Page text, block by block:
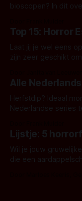
bioscopen? In dit
Top 15: Horror
Laat jij je wel eens
zijn zeer geschikt
Alle
Herfstdip? Ideaal
Nederlandse series te bingen! Bij
Amsterdamned of
is niet beperkt tot
Lijstje: 5
Wil je jouw
die een